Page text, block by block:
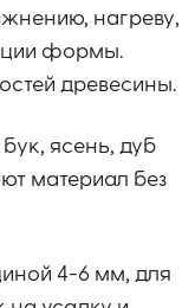
нагреву,
формы.
древесины.
ясень, дуб
материал без
4-6 мм, для